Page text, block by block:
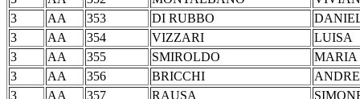
3
AA 353 DI RUBBO
3
AA 354 VIZZARI
3
AA 355 SMIROLDO
3
AA 356 BRICCHI
3
AA 357 RAUSA